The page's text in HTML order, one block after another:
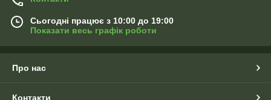
Сьогодні працює з 10:00 до 19:00
Показати весь графік роботи
Про нас
Контакти